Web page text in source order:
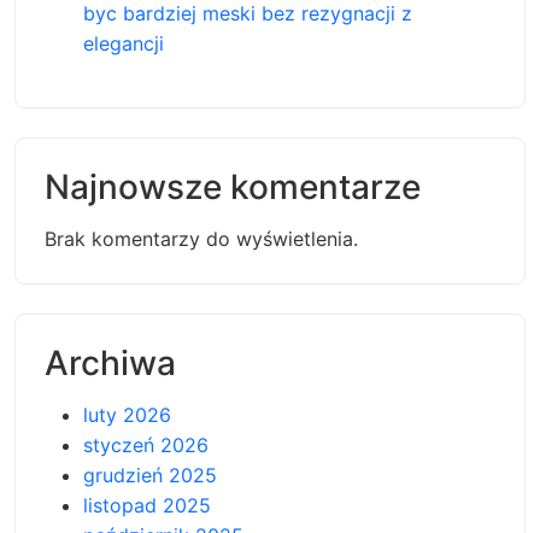
byc bardziej meski bez rezygnacji z
elegancji
Najnowsze komentarze
Brak komentarzy do wyświetlenia.
Archiwa
luty 2026
styczeń 2026
grudzień 2025
listopad 2025